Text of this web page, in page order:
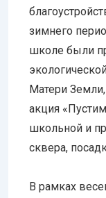
зимнего
школе были
Матери
акция
школьной и
сквера,
В рамках